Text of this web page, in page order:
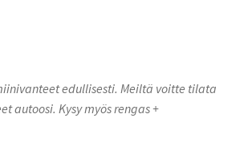
edullisesti. Meiltä voitte tilata
autoosi. Kysy myös rengas +